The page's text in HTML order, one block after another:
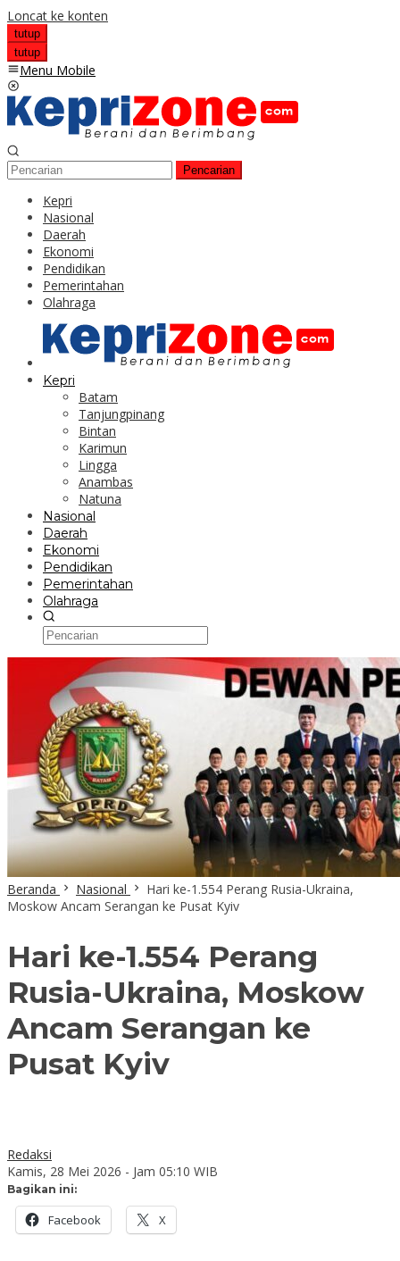
Loncat ke konten
tutup
tutup
Menu Mobile
Pencarian
Kepri
Nasional
Daerah
Ekonomi
Pendidikan
Pemerintahan
Olahraga
Kepri
Batam
Tanjungpinang
Bintan
Karimun
Lingga
Anambas
Natuna
Nasional
Daerah
Ekonomi
Pendidikan
Pemerintahan
Olahraga
Beranda Nasional
Hari ke-1.554 Perang Rusia-Ukraina,
Moskow Ancam Serangan ke Pusat Kyiv
Hari ke-1.554 Perang
Rusia-Ukraina, Moskow
Ancam Serangan ke
Pusat Kyiv
Redaksi
Kamis, 28 Mei 2026 - Jam 05:10 WIB
Bagikan ini:
Facebook X